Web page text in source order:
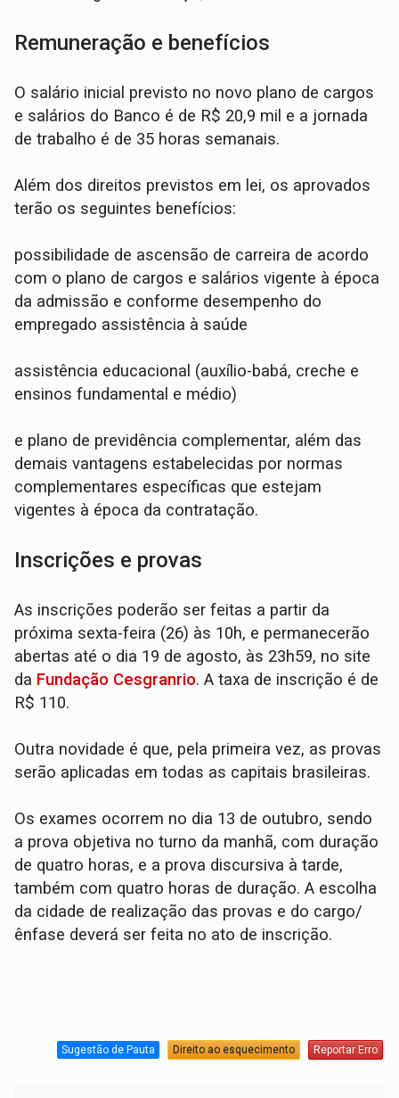
Remuneração e benefícios
O salário inicial previsto no novo plano de cargos
e salários do Banco é de R$ 20,9 mil e a jornada
de trabalho é de 35 horas semanais.
Além dos direitos previstos em lei, os aprovados
terão os seguintes benefícios:
possibilidade de ascensão de carreira de acordo
com o plano de cargos e salários vigente à época
da admissão e conforme desempenho do
empregado assistência à saúde
assistência educacional (auxílio-babá, creche e
ensinos fundamental e médio)
e plano de previdência complementar, além das
demais vantagens estabelecidas por normas
complementares específicas que estejam
vigentes à época da contratação.
Inscrições e provas
As inscrições poderão ser feitas a partir da
próxima sexta-feira (26) às 10h, e permanecerão
abertas até o dia 19 de agosto, às 23h59, no site
da Fundação Cesgranrio. A taxa de inscrição é de
R$ 110.
Outra novidade é que, pela primeira vez, as provas
serão aplicadas em todas as capitais brasileiras.
Os exames ocorrem no dia 13 de outubro, sendo
a prova objetiva no turno da manhã, com duração
de quatro horas, e a prova discursiva à tarde,
também com quatro horas de duração. A escolha
da cidade de realização das provas e do cargo/
ênfase deverá ser feita no ato de inscrição.
Sugestão de Pauta Direito ao esquecimento Reportar Erro